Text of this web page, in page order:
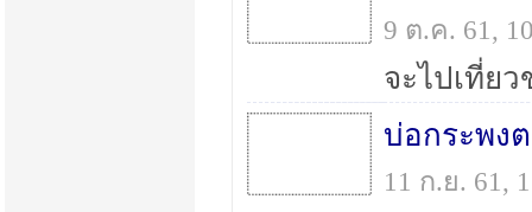
9 ต.ค. 61,
บ่อกระพง
11 ก.ย. 61,